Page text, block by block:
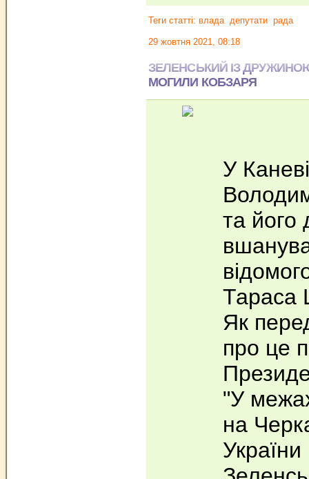
Теги статті: влада депутати рада
29 жовтня 2021, 08:18
ЗЕЛЕНСЬКИЙ ІЗ
МОГИЛИ КОБЗАРЯ
У
та
Тараса
Як
про це
"У
на